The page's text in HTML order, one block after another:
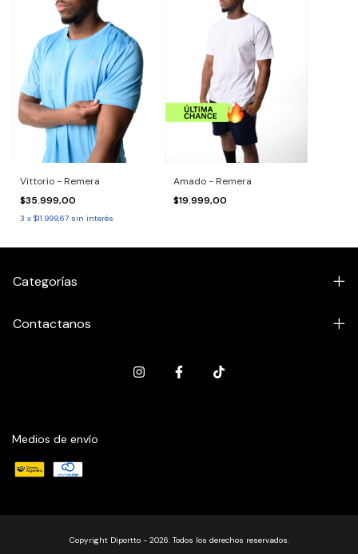
Vittorio - Remera
$35.999,00
3 x $11.999,67 sin interés
Amado - Remera
$19.999,00
Categorías
Contactanos
Medios de envío
Copyright Diportto - 2026. Todos los derechos reservados.